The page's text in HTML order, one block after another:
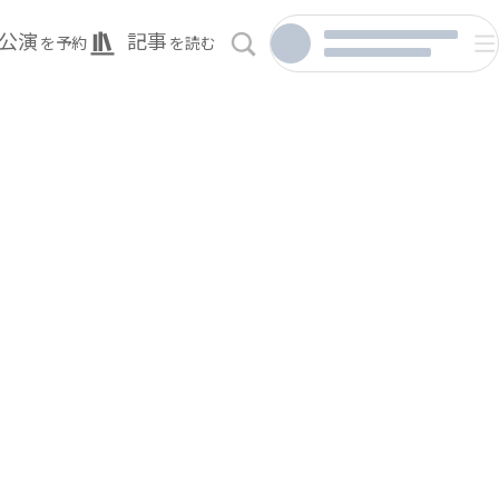
公演 を予約 記事 を読む